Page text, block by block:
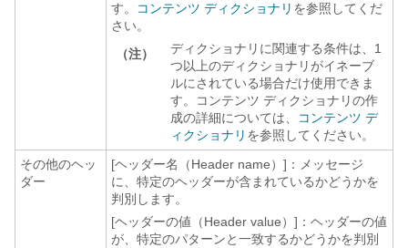
す。
コンテンツ ディクショナリ を参照してくだ
さい。
（注）
ディクショナリに関連する条件は、1
つ以上のディクショナリがイネーブ
ルにされている場合だけ使用できま
す。コンテンツ ディクショナリの作
成の詳細については、
コンテンツ デ
ィクショナリ を参照してください。
その他のヘッ
ダー
[ヘッダー名（Header name）]：メッセージ
に、特定のヘッダーが含まれているかどうかを
判別します。
[ヘッダーの値（Header value）]：ヘッダーの値
が、特定のパターンと一致するかどうかを判別